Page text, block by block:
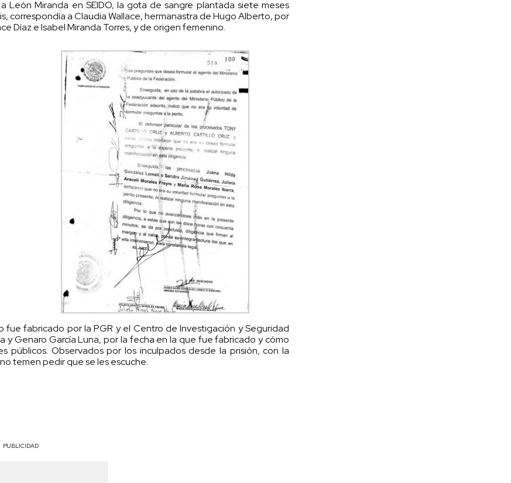
Miranda en SEIDO, la gota de sangre plantada siete meses
correspondía a Claudia Wallace, hermanastra de Hugo Alberto, por
Díaz e Isabel Miranda Torres, y de origen femenino.
fabricado por la PGR y el Centro de Investigación y Seguridad
y Genaro García Luna, por la fecha en la que fue fabricado y cómo
públicos. Observados por los inculpados desde la prisión, con la
temen pedir que se les escuche.
PUBLICIDAD